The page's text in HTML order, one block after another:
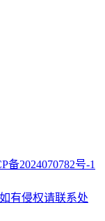
备2024070782号-1
有侵权请联系处